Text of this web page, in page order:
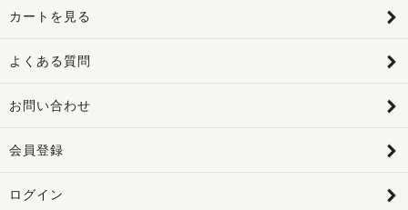
カートを見る
よくある質問
お問い合わせ
会員登録
ログイン